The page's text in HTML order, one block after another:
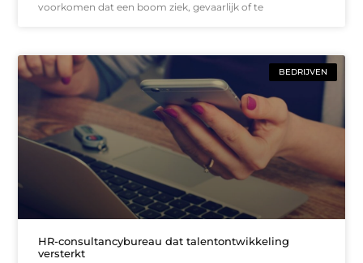
voorkomen dat een boom ziek, gevaarlijk of te
BEDRIJVEN
HR-consultancybureau dat talentontwikkeling
versterkt